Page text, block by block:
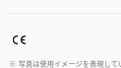
※ 写真は使用イメージを表現し